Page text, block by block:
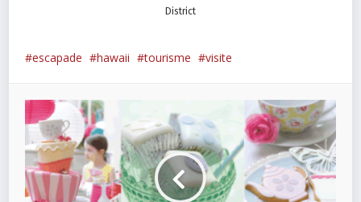
District
escapade hawaii tourisme visite